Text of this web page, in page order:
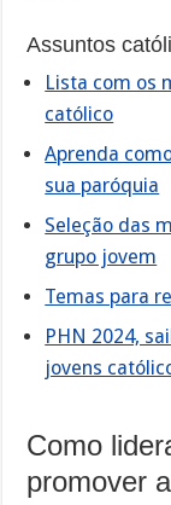
Assuntos
Lista com os
católico
Aprenda
sua paróquia
Seleção das
grupo jovem
Temas para
PHN 2024,
jovens
Como
promover